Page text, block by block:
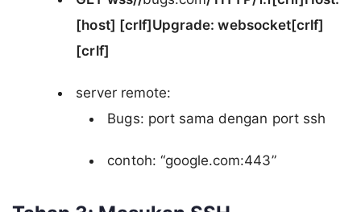
[host] [crlf]Upgrade: websocket[crlf]
[crlf]
server remote:
Bugs: port sama dengan port ssh
contoh: “google.com:443”